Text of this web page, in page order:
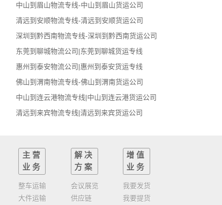
中山到眉山物流专线-中山到眉山货运公司
清远到安顺物流专线-清远到安顺货运公司
深圳到黔西南物流专线-深圳到黔西南货运公司
东莞到聊城物流公司|东莞到聊城货运专线
惠州到泰安物流公司|惠州到泰安货运专线
佛山到渭南物流专线-佛山到渭南货运公司
中山到连云港物流专线|中山到连云港货运公司
清远到来宾物流专线|清远到来宾货运公司
主营
业务
整车运输
大件运输
解决
方案
会议展览
供应链
增值
业务
我要发货
我要提货